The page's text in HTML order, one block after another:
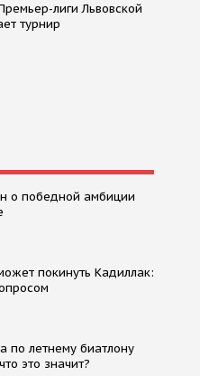
лиги Львовской
турнир
о победной амбиции
покинуть Кадиллак:
по летнему биатлону
это значит?